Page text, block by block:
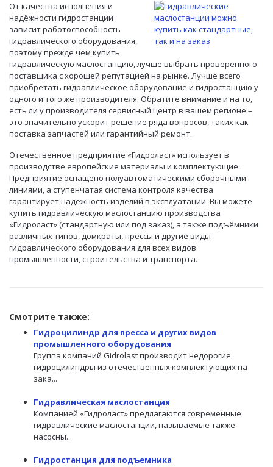
От качества исполнения и
надёжности гидростанции
зависит работоспособность
гидравлического оборудования,
поэтому прежде чем купить
гидравлическую маслостанцию, лучше выбрать проверенного
поставщика с хорошей репутацией на рынке. Лучше всего
приобретать гидравлическое оборудование и гидростанцию у
одного и того же производителя. Обратите внимание и на то,
есть ли у производителя сервисный центр в вашем регионе –
это значительно ускорит решение ряда вопросов, таких как
поставка запчастей или гарантийный ремонт.
Отечественное предприятие «Гидроласт» использует в
производстве европейские материалы и комплектующие.
Предприятие оснащено полуавтоматическими сборочными
линиями, а ступенчатая система контроля качества
гарантирует надёжность изделий в эксплуатации. Вы можете
купить гидравлическую маслостанцию производства
«Гидроласт» (стандартную или под заказ), а также подъёмники
различных типов, домкраты, прессы и другие виды
гидравлического оборудования для всех видов
промышленности, строительства и транспорта.
Смотрите также:
Гидроцилиндр для пресса и других видов
промышленного оборудования
Группа компаний Gidrolast производит недорогие
гидроцилиндры из отечественных комплектующих на
зака...
Гидравлическая маслостанция
Компанией «Гидроласт» предлагаются современные
гидравлические маслостанции, называемые также
насосны...
Гидростанция для подъемника